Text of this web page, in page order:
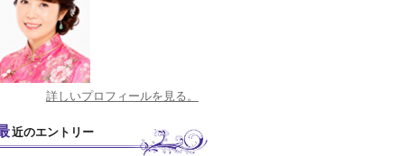
詳しいプロフィールを見る。
最近のエントリー